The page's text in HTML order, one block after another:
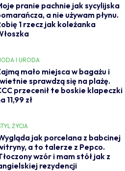
pranie pachnie jak sycylijska
a nie używam płynu.
1 rzecz jak koleżanka
I URODA
mało miejsca w bagażu i
sprawdzą się na plażę.
przecenił te boskie klapeczki
11,99 zł
ŻYCIA
jak porcelana z babcinej
a to talerze z Pepco.
wzór i mam stół jak z
rezydencji